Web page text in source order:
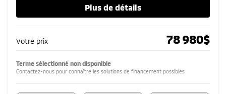
Plus de détails
Votre prix 78 980$
Terme sélectionné non disponible
Contactez-nous pour connaître les solutions de financement possibles